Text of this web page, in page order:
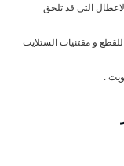
التي قد تلحق
و مقتنيات الستلايت
.